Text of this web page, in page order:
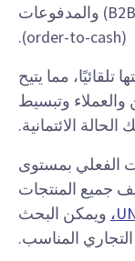
والتجارة الإلكترونية بين الشركات (B2B) والمدفوعات
(order-to-cash).
تلقائيًا، مما يتيح
وتبسيط
الائتمانية.
الفعلي بمستوى
جميع المنتجات
ويمكن البحث
التجاري المناسب.